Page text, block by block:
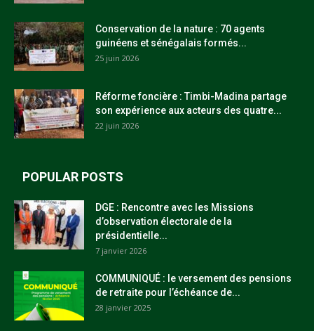
Conservation de la nature : 70 agents
guinéens et sénégalais formés...
25 juin 2026
Réforme foncière : Timbi-Madina partage
son expérience aux acteurs des quatre...
22 juin 2026
POPULAR POSTS
DGE : Rencontre avec les Missions
d’observation électorale de la
présidentielle...
7 janvier 2026
COMMUNIQUÉ : le versement des pensions
de retraite pour l’échéance de...
28 janvier 2025